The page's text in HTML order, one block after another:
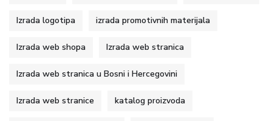
Izrada logotipa izrada promotivnih materijala
Izrada web shopa Izrada web stranica
Izrada web stranica u Bosni i Hercegovini
Izrada web stranice katalog proizvoda